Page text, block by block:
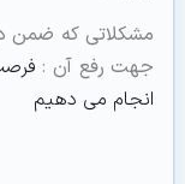
مشکلاتی که ضمن
جهت رفع آن :
انجام می دهیم